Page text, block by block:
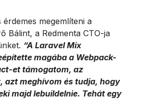
megemlíteni a
Bálint, a Redmenta CTO-ja
“A Laravel Mix
magába a Webpack-
et támogatom, az
azt meghívom és tudja, hogy
majd lebuildelnie. Tehát egy